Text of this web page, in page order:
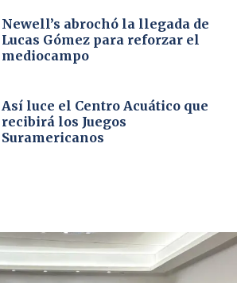
Newell’s abrochó la llegada de
Lucas Gómez para reforzar el
mediocampo
Así luce el Centro Acuático que
recibirá los Juegos
Suramericanos